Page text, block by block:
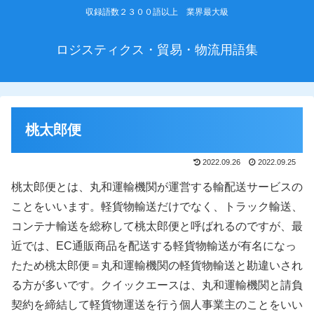
収録語数２３００語以上 業界最大級
ロジスティクス・貿易・物流用語集
桃太郎便
2022.09.26 2022.09.25
桃太郎便とは、丸和運輸機関が運営する輸配送サービスの
ことをいいます。軽貨物輸送だけでなく、トラック輸送、
コンテナ輸送を総称して桃太郎便と呼ばれるのですが、最
近では、EC通販商品を配送する軽貨物輸送が有名になっ
たため桃太郎便＝丸和運輸機関の軽貨物輸送と勘違いされ
る方が多いです。クイックエースは、丸和運輸機関と請負
契約を締結して軽貨物運送を行う個人事業主のことをいい